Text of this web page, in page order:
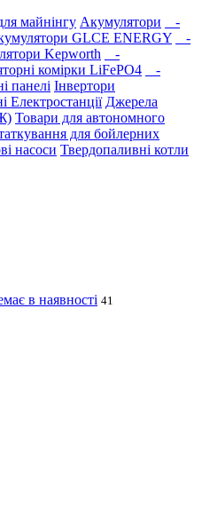
майнінгу Акумулятори
-
GLCE ENERGY
-
Kepworth
-
комірки LiFePO4
-
панелі Інвертори
Джерела
Товари для автономного
для бойлерних
насоси Твердопаливні котли
в наявності 41